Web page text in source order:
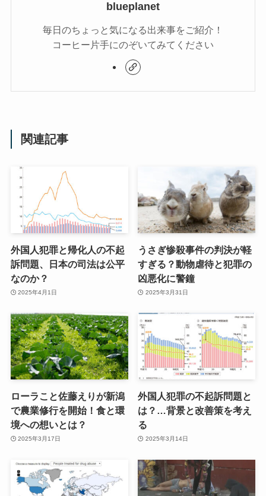
blueplanet
毎日のちょっと気になる出来事をご紹介！
コーヒー片手にのぞいてみてください
関連記事
外国人犯罪と帰化人の不起
訴問題、日本の司法は公平
なのか？
2025年4月1日
うさぎ惨殺事件の判決が軽
すぎる？動物虐待と犯罪の
凶悪化に警鐘
2025年3月31日
ローラこと佐藤えりが新潟
で農業修行を開始！食と環
境への想いとは？
2025年3月17日
外国人犯罪の不起訴問題と
は？…背景と改善策を考え
る
2025年3月14日